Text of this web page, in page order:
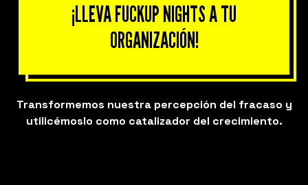
¡LLEVA FUCKUP NIGHTS A TU
ORGANIZACIÓN!
Transformemos nuestra percepción del fracaso y
utilicémoslo como catalizador del crecimiento.